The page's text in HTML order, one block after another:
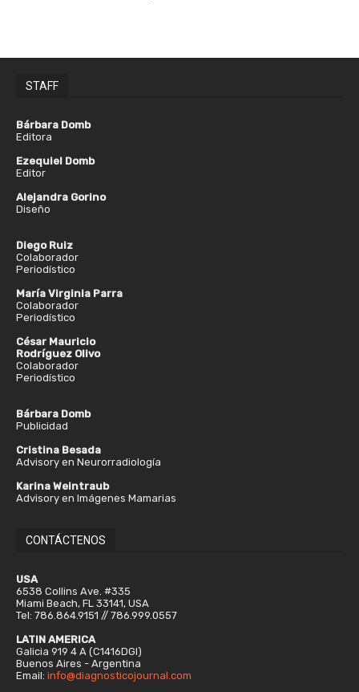
STAFF
Bárbara Domb
Editora
Ezequiel Domb
Editor
Alejandra Gorino
Diseño
Diego Ruiz
Colaborador
Periodístico
María Virginia Parra
Colaborador
Periodístico
César Mauricio
Rodríguez Olivo
Colaborador
Periodístico
Bárbara Domb
Publicidad
Cristina Besada
Advisory en Neurorradiología
Karina Weintraub
Advisory en Imágenes Mamarias
CONTÁCTENOS
USA
6538 Collins Ave. #335
Miami Beach, FL 33141, USA
Tel: 786.864.9151 // 786.999.0557
LATIN AMERICA
Galicia 919 4 A (C1416DGI)
Buenos Aires - Argentina
Email: info@diagnosticojournal.com